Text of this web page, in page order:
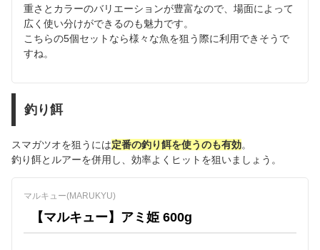
重さとカラーのバリエーションが豊富なので、場面によって
広く使い分けができるのも魅力です。
こちらの5個セットなら様々な魚を狙う際に利用できそうで
すね。
釣り餌
スマガツオを狙うには定番の釣り餌を使うのも有効。
釣り餌とルアーを併用し、効率よくヒットを狙いましょう。
マルキュー(MARUKYU)
【マルキュー】アミ姫 600g